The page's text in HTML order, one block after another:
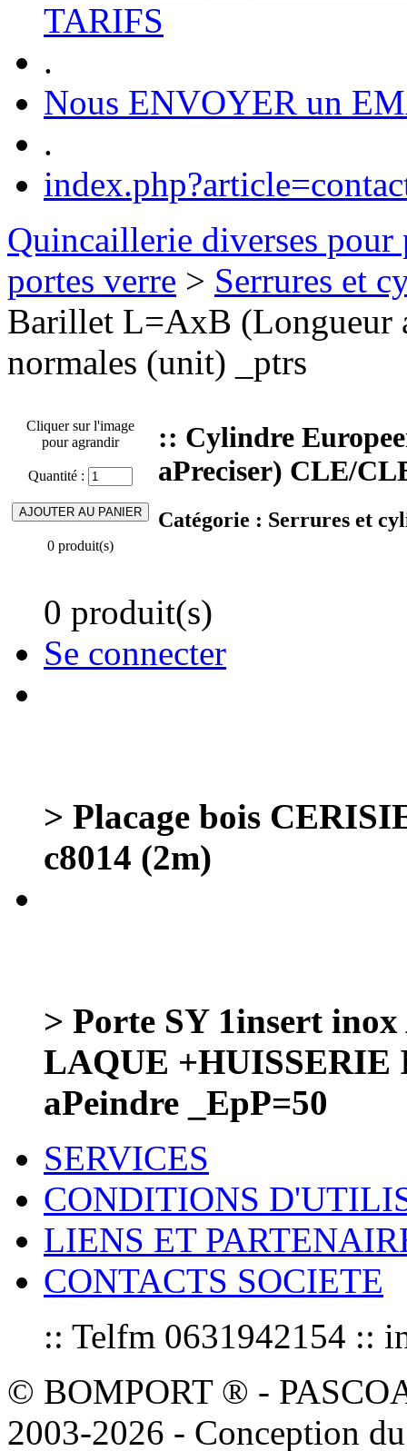
TARIFS
.
Nous ENVOYER un
.
Quincaillerie diverses pour
portes verre > Serrures et
Barillet L=AxB (Longueur
normales (unit) _ptrs
Cliquer sur l'image
pour agrandir
Quantité :
0 produit(s)
:: Cylindre
aPreciser) CLE/
Catégorie : Serrures et
0 produit(s)
Se connecter
> Placage bois
c8014 (2m)
> Porte SY 1insert
LAQUE
aPeindre _EpP=50
SERVICES
CONDITIONS
LIENS ET
CONTACTS SOCIETE
:: Telfm 0631942154 ::
© BOMPORT ® -
2003-2026 - Conception